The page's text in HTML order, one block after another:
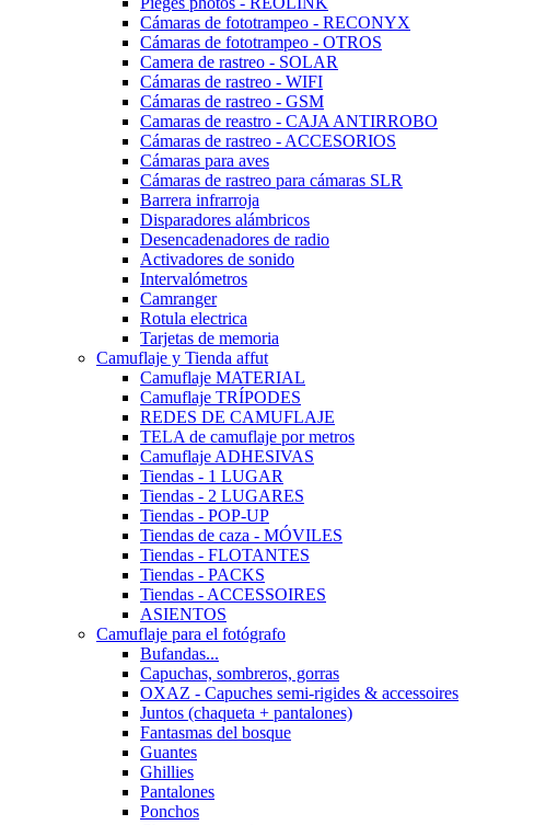
Cámaras de fototrampeo - RECONYX
Cámaras de fototrampeo - OTROS
Camera de rastreo - SOLAR
Cámaras de rastreo - WIFI
Cámaras de rastreo - GSM
Camaras de reastro - CAJA ANTIRROBO
Cámaras de rastreo - ACCESORIOS
Cámaras para aves
Cámaras de rastreo para cámaras SLR
Barrera infrarroja
Disparadores alámbricos
Desencadenadores de radio
Activadores de sonido
Intervalómetros
Camranger
Rotula electrica
Tarjetas de memoria
Camuflaje y Tienda affut
Camuflaje MATERIAL
Camuflaje TRÍPODES
REDES DE CAMUFLAJE
TELA de camuflaje por metros
Camuflaje ADHESIVAS
Tiendas - 1 LUGAR
Tiendas - 2 LUGARES
Tiendas - POP-UP
Tiendas de caza - MÓVILES
Tiendas - FLOTANTES
Tiendas - PACKS
Tiendas - ACCESSOIRES
ASIENTOS
Camuflaje para el fotógrafo
Bufandas...
Capuchas, sombreros, gorras
OXAZ - Capuches semi-rigides & accessoires
Juntos (chaqueta + pantalones)
Fantasmas del bosque
Guantes
Ghillies
Pantalones
Ponchos